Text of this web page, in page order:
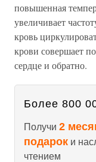
повышенная
увеличивает
кровь
крови совершает
сердце и обратно.
Более 800
Получи 2
подарок и
чтением